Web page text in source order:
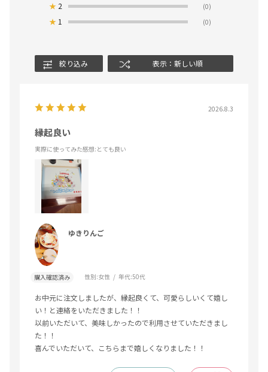
★ 2 (0)
★ 1 (0)
絞り込み 表示：新しい順
2026.8.3
縁起良い
実際に使ってみた感想:とても良い
ゆきりんご
購入確認済み 性別:女性 年代:50代
お中元に注文しましたが、縁起良くて、可愛らしいくて嬉し
い！と連絡をいただきました！！
以前いただいて、美味しかったので利用させていただきまし
た！！
喜んでいただいて、こちらまで嬉しくなりました！！